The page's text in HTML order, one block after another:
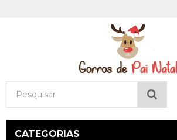
CATEGORIAS